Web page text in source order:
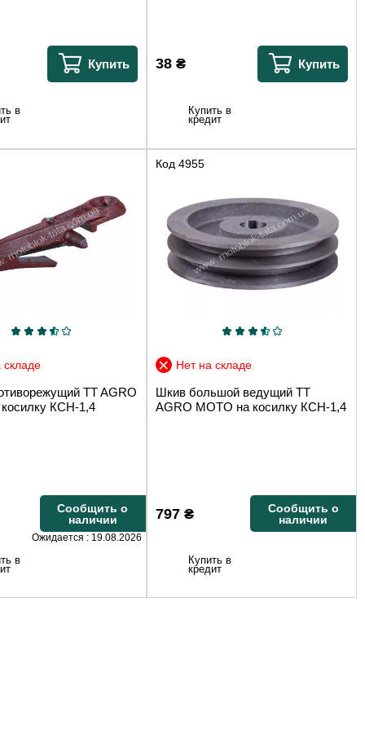
Купить
в
38₴ Купить
Купить в
кредит
складе
TT AGRO
КСН-1,4
Сообщить о
наличии
Ожидается : 19.08.2026
в
Код 4955
Нет на складе
Шкив большой ведущий TT
AGRO MOTO на косилку КСН-1,4
797₴
Сообщить о
наличии
Купить в
кредит